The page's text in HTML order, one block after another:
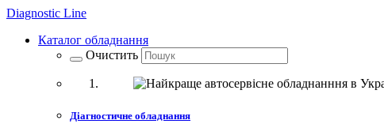
Diagnostic Line
Каталог обладнання
Очистить
Діагностичне обладнання